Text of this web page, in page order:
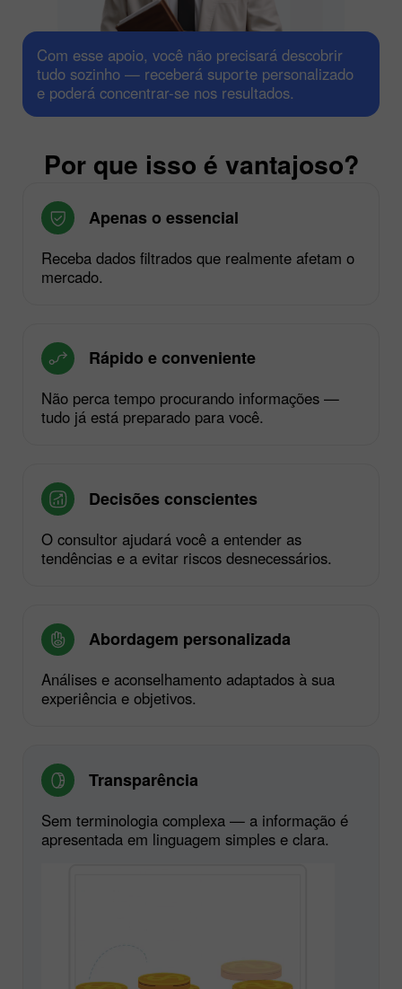
Com esse apoio, você não precisará descobrir
tudo sozinho — receberá suporte personalizado
e poderá concentrar-se nos resultados.
Por que isso é vantajoso?
Apenas o essencial
Receba dados filtrados que realmente afetam o
mercado.
Rápido e conveniente
Não perca tempo procurando informações —
tudo já está preparado para você.
Decisões conscientes
O consultor ajudará você a entender as
tendências e a evitar riscos desnecessários.
Abordagem personalizada
Análises e aconselhamento adaptados à sua
experiência e objetivos.
Transparência
Sem terminologia complexa — a informação é
apresentada em linguagem simples e clara.